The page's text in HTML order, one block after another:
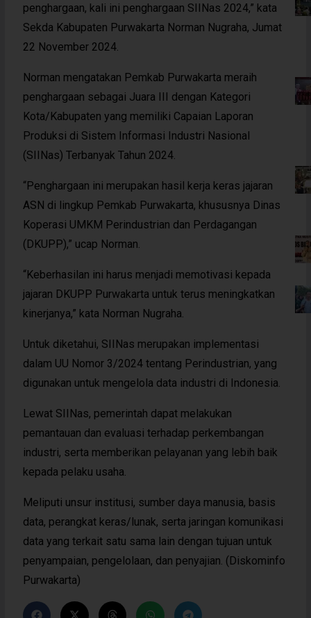
penghargaan, kali ini penghargaan SIINas 2024,” kata
Sekda Kabupaten Purwakarta Norman Nugraha, Jumat
22 November 2024.
Norman mengatakan Pemkab Purwakarta meraih
penghargaan sebagai Juara III dengan Kategori
Kota/Kabupaten yang memiliki Capaian Laporan
Produksi di Sistem Informasi Industri Nasional
(SIINas) Terbanyak Tahun 2024.
“Penghargaan ini merupakan hasil kerja keras jajaran
ASN di lingkup Pemkab Purwakarta, khususnya Dinas
Koperasi UMKM Perindustrian dan Perdagangan
(DKUPP),” ucap Norman.
“Keberhasilan ini harus menjadi memotivasi kepada
jajaran DKUPP Purwakarta untuk terus meningkatkan
kinerjanya,” kata Norman Nugraha.
Untuk diketahui, SIINas merupakan implementasi
dalam UU Nomor 3/2024 tentang Perindustrian, yang
digunakan untuk mengelola data industri di Indonesia.
Lewat SIINas, pemerintah dapat melakukan
pemantauan dan evaluasi terhadap perkembangan
industri, serta memberikan pelayanan yang lebih baik
kepada pelaku usaha.
Meliputi unsur institusi, sumber daya manusia, basis
data, perangkat keras/lunak, serta jaringan komunikasi
data yang terkait satu sama lain dengan tujuan untuk
penyampaian, pengelolaan, dan penyajian. (Diskominfo
Purwakarta)